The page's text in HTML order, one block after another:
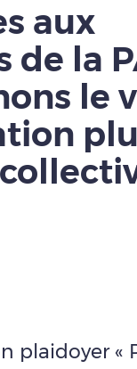
aux
de la
le
plaidoyer «